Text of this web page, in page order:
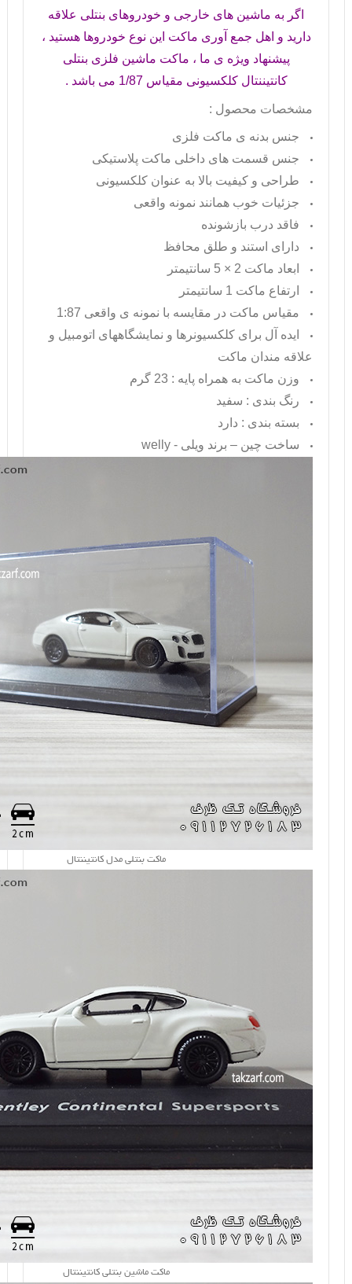
اگر به ماشین های خارجی و خودروهای بنتلی علاقه
دارید و اهل جمع آوری ماکت این نوع خودروها هستید ،
پیشنهاد ویژه ی ما ، ماکت ماشین فلزی بنتلی
کانتیننتال کلکسیونی مقیاس 1/87 می باشد .
مشخصات محصول :
جنس بدنه ی ماکت فلزی
جنس قسمت های داخلی ماکت پلاستیکی
طراحی و کیفیت بالا به عنوان کلکسیونی
جزئیات خوب همانند نمونه واقعی
فاقد درب بازشونده
دارای استند و طلق محافظ
ابعاد ماکت 2 × 5 سانتیمتر
ارتفاع ماکت 1 سانتیمتر
مقیاس ماکت در مقایسه با نمونه ی واقعی 1:87
ایده آل برای کلکسیونرها و نمایشگاههای اتومبیل و
علاقه مندان ماکت
وزن ماکت به همراه پایه : 23 گرم
رنگ بندی : سفید
بسته بندی : دارد
ساخت چین – برند ویلی - welly
ماکت بنتلی مدل کانتیننتال
ماکت ماشین بنتلی کانتیننتال